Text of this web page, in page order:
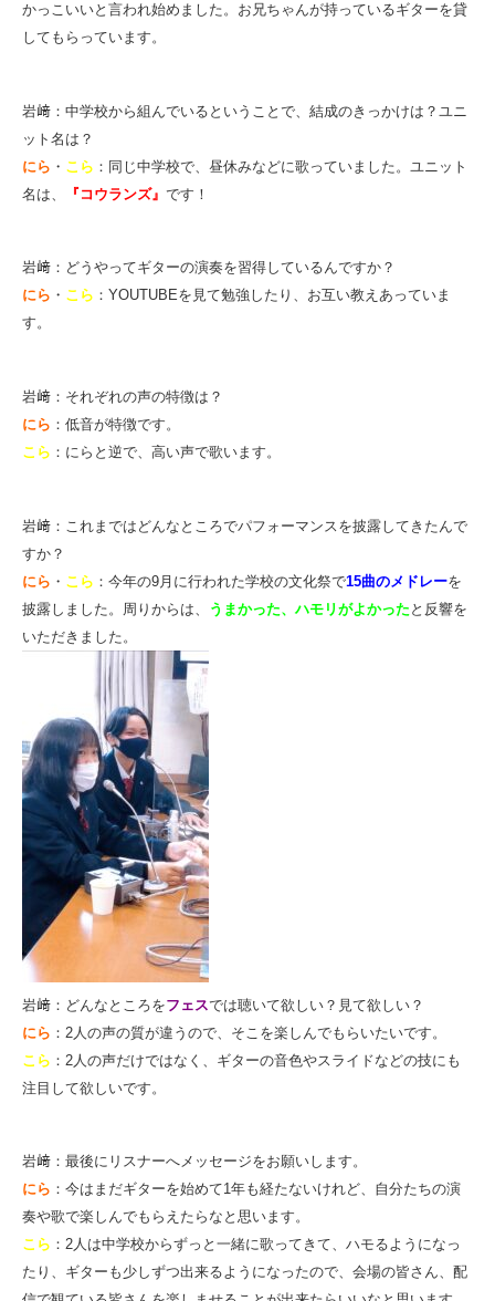
かっこいいと言われ始めました。 お兄ちゃんが持っているギターを貸
してもらっています。
岩﨑：中学校から組んでいるということで、結成のきっかけは？ユニ
ット名は？
にら ・ こら ：同じ中学校で、昼休みなどに歌っていました。 ユニット
名は、
『コウランズ』 です！
岩﨑：どうやってギターの演奏を習得しているんですか？
にら ・ こら ：YOUTUBEを見て勉強したり、お互い教えあっていま
す。
岩﨑：それぞれの声の特徴は？
にら ：低音が特徴です。
こら ：にらと逆で、高い声で歌います。
岩﨑：これまではどんなところでパフォーマンスを披露してきたんで
すか？
にら ・ こら ：今年の9月に行われた学校の文化祭で15曲のメドレーを
披露しました。
周りからは、 うまかった、ハモリがよかった と反響を
いただきました。
岩﨑：どんなところをフェスでは聴いて欲しい？見て欲しい？
にら ：2人の声の質が違うので、そこを楽しんでもらいたいです。
こら ：2人の声だけではなく、ギターの音色やスライドなどの技にも
注目して欲しいです。
岩﨑：最後にリスナーへメッセージをお願いします。
にら ：今はまだギターを始めて1年も経たないけれど、自分たちの演
奏や歌で楽しんでもらえたらなと 思います。
こら ：2人は中学校からずっと一緒に歌ってきて、ハモるようになっ
たり、ギターも少しずつ出来るようになったので、会場の皆さん、配